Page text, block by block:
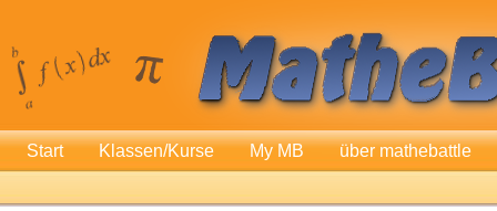
Start Klassen/Kurse My MB über mathebattle